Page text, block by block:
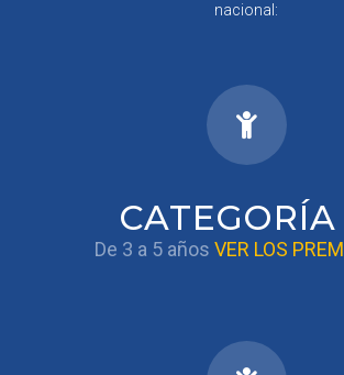
nacional:
De 3 a 5 años VER LOS